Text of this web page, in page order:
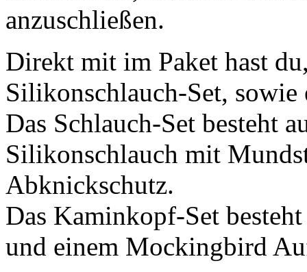
anzuschließen.
Direkt mit im Paket hast
Silikonschlauch-Set,
Das Schlauch-Set besteht
Silikonschlauch mit
Abknickschutz.
Das Kaminkopf-Set
und einem Mockingbird